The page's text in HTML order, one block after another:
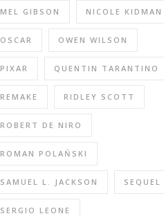
MEL GIBSON NICOLE KIDMAN
OSCAR OWEN WILSON
PIXAR QUENTIN TARANTINO
REMAKE RIDLEY SCOTT
ROBERT DE NIRO
ROMAN POLAŃSKI
SAMUEL L. JACKSON SEQUEL
SERGIO LEONE